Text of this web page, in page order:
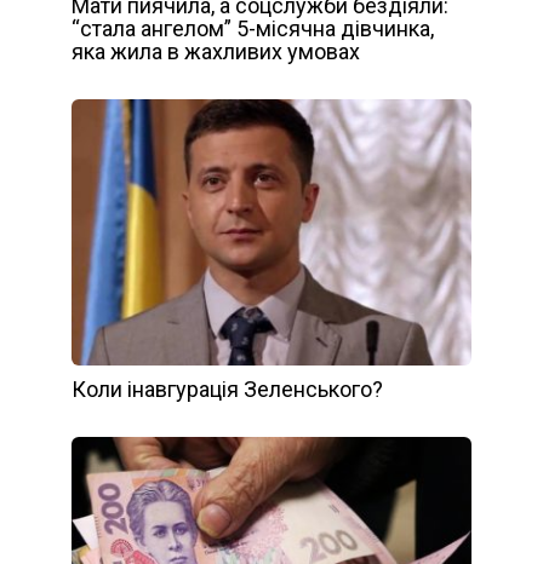
Мати пиячила, а соцслужби бездіяли:
“стала ангелом” 5-місячна дівчинка,
яка жила в жахливих умовах
Коли інавгурація Зеленського?